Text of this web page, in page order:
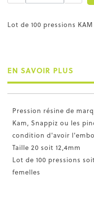
Lot de 100 pressions KAM
EN SAVOIR PLUS
Pression résine de
Kam, Snappiz ou les
condition d'avoir
Taille 20 soit 12,4mm
Lot de 100 pressions
femelles